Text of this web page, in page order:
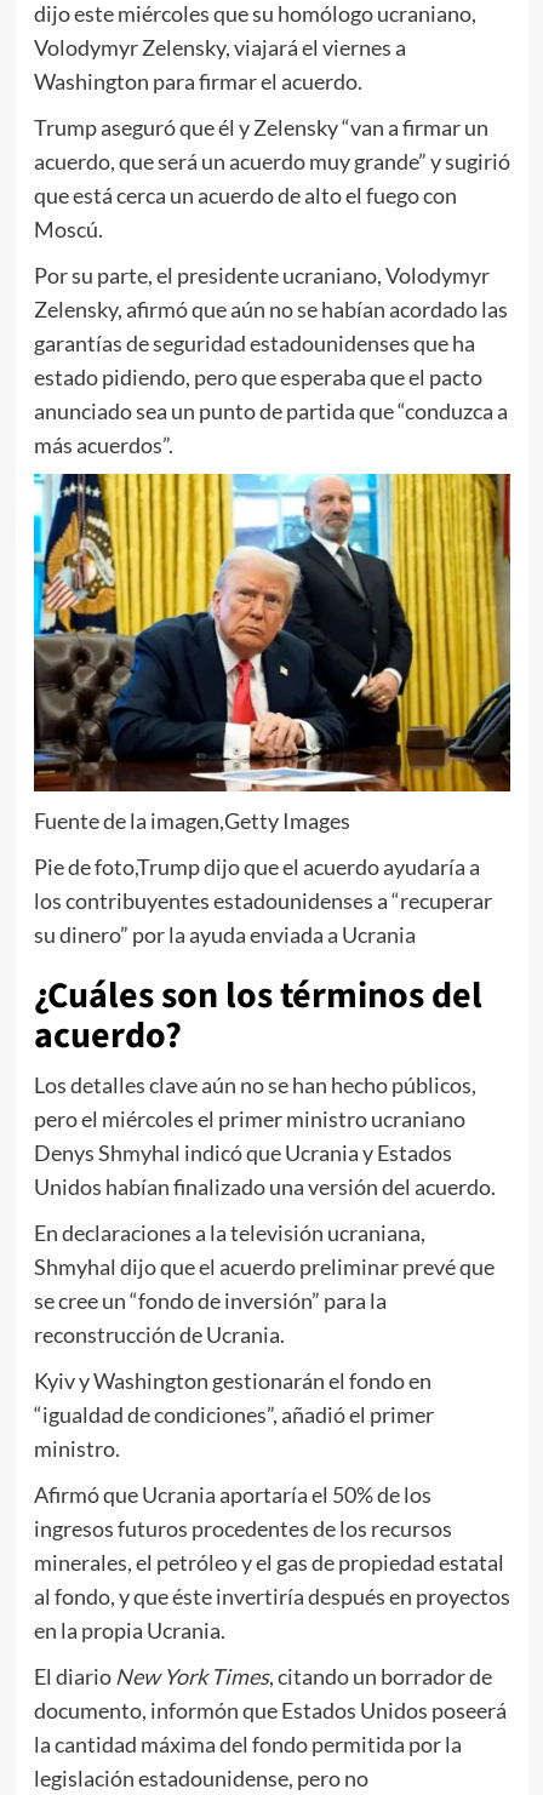
dijo este miércoles que su homólogo ucraniano,
Volodymyr Zelensky, viajará el viernes a
Washington para firmar el acuerdo.
Trump aseguró que él y Zelensky “van a firmar un
acuerdo, que será un acuerdo muy grande” y sugirió
que está cerca un acuerdo de alto el fuego con
Moscú.
Por su parte, el presidente ucraniano, Volodymyr
Zelensky, afirmó que aún no se habían acordado las
garantías de seguridad estadounidenses que ha
estado pidiendo, pero que esperaba que el pacto
anunciado sea un punto de partida que “conduzca a
más acuerdos”.
Fuente de la imagen,Getty Images
Pie de foto,Trump dijo que el acuerdo ayudaría a
los contribuyentes estadounidenses a “recuperar
su dinero” por la ayuda enviada a Ucrania
¿Cuáles son los términos del
acuerdo?
Los detalles clave aún no se han hecho públicos,
pero el miércoles el primer ministro ucraniano
Denys Shmyhal indicó que Ucrania y Estados
Unidos habían finalizado una versión del acuerdo.
En declaraciones a la televisión ucraniana,
Shmyhal dijo que el acuerdo preliminar prevé que
se cree un “fondo de inversión” para la
reconstrucción de Ucrania.
Kyiv y Washington gestionarán el fondo en
“igualdad de condiciones”, añadió el primer
ministro.
Afirmó que Ucrania aportaría el 50% de los
ingresos futuros procedentes de los recursos
minerales, el petróleo y el gas de propiedad estatal
al fondo, y que éste invertiría después en proyectos
en la propia Ucrania.
El diario New York Times, citando un borrador de
documento, informón que Estados Unidos poseerá
la cantidad máxima del fondo permitida por la
legislación estadounidense, pero no